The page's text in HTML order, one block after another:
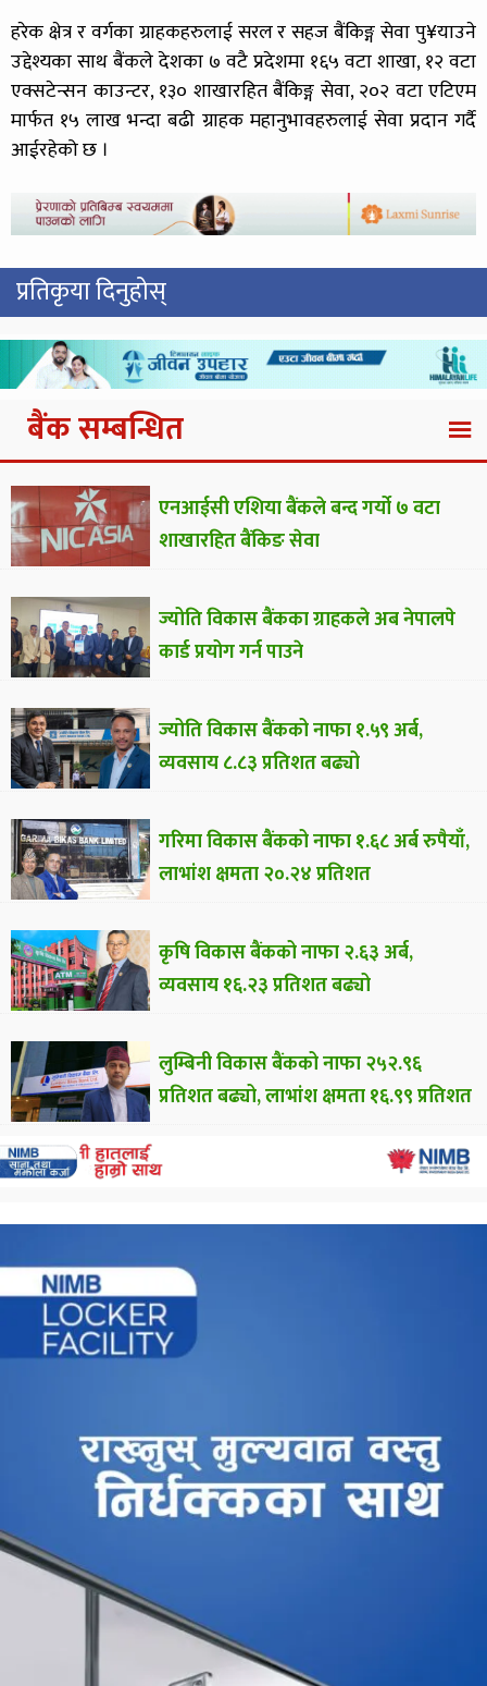
हरेक क्षेत्र र वर्गका ग्राहकहरुलाई सरल र सहज बैंकिङ्ग सेवा पु¥याउने
उद्देश्यका साथ बैंकले देशका ७ वटै प्रदेशमा १६५ वटा शाखा, १२ वटा
एक्सटेन्सन काउन्टर, १३० शाखारहित बैंकिङ्ग सेवा, २०२ वटा एटिएम
मार्फत १५ लाख भन्दा बढी ग्राहक महानुभावहरुलाई सेवा प्रदान गर्दै
आईरहेको छ ।
प्रतिकृया दिनुहोस्
बैंक सम्बन्धित
एनआईसी एशिया बैंकले बन्द गर्यो ७ वटा
शाखारहित बैंकिङ सेवा
ज्योति विकास बैंकका ग्राहकले अब नेपालपे
कार्ड प्रयोग गर्न पाउने
ज्योति विकास बैंकको नाफा १.५९ अर्ब,
व्यवसाय ८.८३ प्रतिशत बढ्यो
गरिमा विकास बैंकको नाफा १.६८ अर्ब रुपैयाँ,
लाभांश क्षमता २०.२४ प्रतिशत
कृषि विकास बैंकको नाफा २.६३ अर्ब,
व्यवसाय १६.२३ प्रतिशत बढ्यो
लुम्बिनी विकास बैंकको नाफा २५२.९६
प्रतिशत बढ्यो, लाभांश क्षमता १६.९९ प्रतिशत